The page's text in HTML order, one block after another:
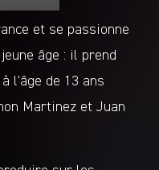
et se passionne
âge : il prend
l’âge de 13 ans
Martinez et Juan